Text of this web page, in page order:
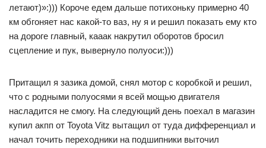
летают)»:))) Короче едем дальше потихоньку примерно 40
км обгоняет нас какой-то ваз, ну я и решил показать ему кто
на дороге главный, кааак накрутил оборотов бросил
сцепление и пук, вывернуло полуоси:)))
Притащил я зазика домой, снял мотор с коробкой и решил,
что с родными полуосями я всей мощью двигателя
насладится не смогу. На следующий день поехал в магазин
купил акпп от Toyota Vitz вытащил от туда дифференциал и
начал точить переходники на подшипники выточил